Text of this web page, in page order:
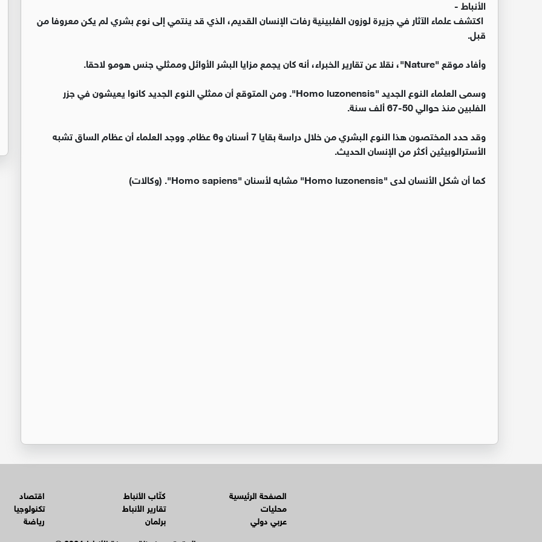
الأنباط -
اكتشف علماء الآثار في جزيرة لوزون الفلبينية رفات الإنسان القديم، الذي قد ينتمي إلى نوع بشري لم يكن معروفا من
قبل.
وأفاد موقع "Nature"، نقلا عن تقارير الخبراء، أنه كان يجمع مزايا البشر الأوائل وممثلي جنس هومو لاحقا.
وسمى العلماء النوع الجديد "Homo luzonensis". ومن المتوقع أن ممثلي النوع الجديد كانوا يعيشون في جزر
الفلبين منذ حوالي 50-67 ألف سنة.
وقد حدد المختصون هذا النوع البشري من خلال دراسة بقايا 7 أسنان و6 عظام. ووجد العلماء أن عظام الساق تشبه
الأسترالوبيثين أكثر من الإنسان الحديث.
كما أن شكل الأنسان لدى "Homo luzonensis" مشابه لأسنان "Homo sapiens". (وكالات)
الصفحة الرئيسية
محليات
عربي دولي
كتّاب الأنباط
تقارير الأنباط
برلمان
اقتصاد
تكنولوجيا
رياضة